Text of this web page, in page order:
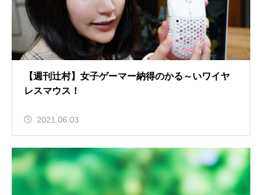
【週刊辻村】女子ゲーマー納得のかる～いワイヤ
レスマウス！
2021.06.03